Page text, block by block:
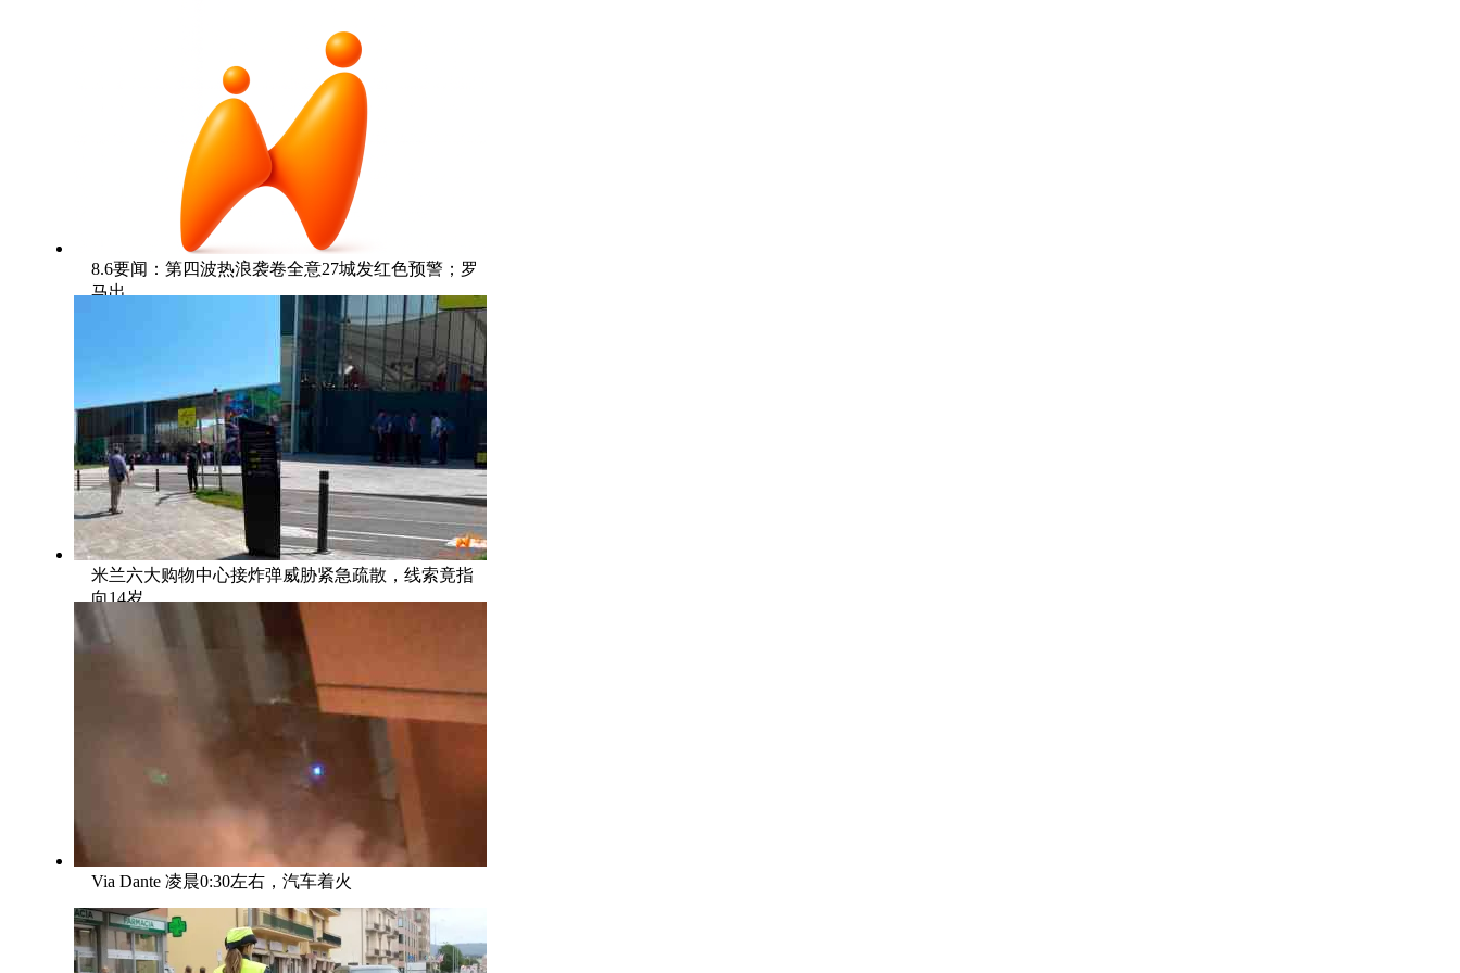
8.6要闻：第四波热浪袭卷全意27城发红色预警；罗
马出
米兰六大购物中心接炸弹威胁紧急疏散，线索竟指
向14岁
Via Dante 凌晨0:30左右，汽车着火